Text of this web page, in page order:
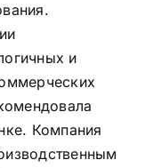
и
Компания